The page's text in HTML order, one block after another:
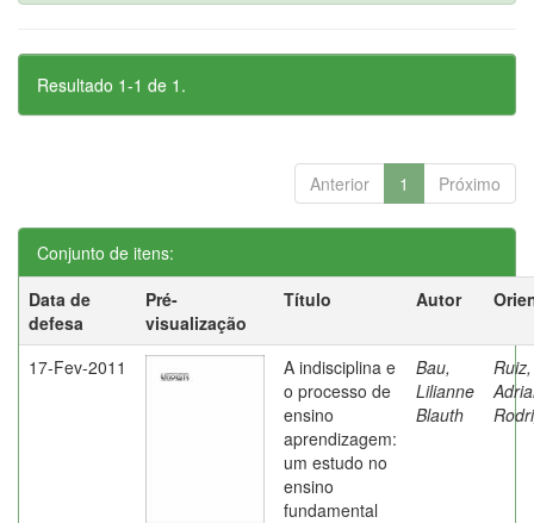
Resultado 1-1 de 1.
Anterior 1 Próximo
Conjunto de itens:
Data de
defesa
Pré-
visualização
Título Autor
17-Fev-2011
A indisciplina e
o processo de
ensino
aprendizagem:
um estudo no
ensino
fundamental
Bau,
Lilianne
Blauth
Ruiz,